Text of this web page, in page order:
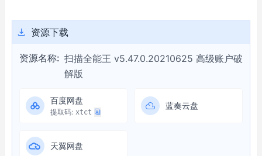
资源下载
资源名称: 扫描全能王 v5.47.0.20210625 高级账户破
解版
百度网盘
提取码: xtct
蓝奏云盘
天翼网盘